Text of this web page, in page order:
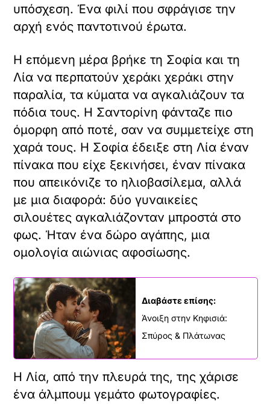
υπόσχεση. Ένα φιλί που σφράγισε την
αρχή ενός παντοτινού έρωτα.
Η επόμενη μέρα βρήκε τη Σοφία και τη
Λία να περπατούν χεράκι χεράκι στην
παραλία, τα κύματα να αγκαλιάζουν τα
πόδια τους. Η Σαντορίνη φάνταζε πιο
όμορφη από ποτέ, σαν να συμμετείχε στη
χαρά τους. Η Σοφία έδειξε στη Λία έναν
πίνακα που είχε ξεκινήσει, έναν πίνακα
που απεικόνιζε το ηλιοβασίλεμα, αλλά
με μια διαφορά: δύο γυναικείες
σιλουέτες αγκαλιάζονταν μπροστά στο
φως. Ήταν ένα δώρο αγάπης, μια
ομολογία αιώνιας αφοσίωσης.
Διαβάστε επίσης:
Άνοιξη στην Κηφισιά:
Σπύρος & Πλάτωνας
Η Λία, από την πλευρά της, της χάρισε
ένα άλμπουμ γεμάτο φωτογραφίες.